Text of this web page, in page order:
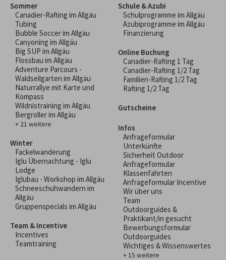
Sommer
Canadier-Rafting im Allgäu
Tubing
Bubble Soccer im Allgäu
Canyoning im Allgäu
Big SUP im Allgäu
Flossbau im Allgäu
Adventure Parcours -
Waldseilgarten im Allgäu
Naturrallye mit Karte und
Kompass
Wildnistraining im Allgäu
Bergroller im Allgäu
+ 21 weitere
Winter
Fackelwanderung
Iglu Übernachtung - Iglu
Lodge
Iglubau - Workshop im Allgäu
Schneeschuhwandern im
Allgäu
Gruppenspecials im Allgäu
Team & Incentive
Incentives
Teamtraining
Schule & Azubi
Schulprogramme im Allgäu
Azubiprogramme im Allgäu
Finanzierung
Online Buchung
Canadier-Rafting 1 Tag
Canadier-Rafting 1/2 Tag
Familien-Rafting 1/2 Tag
Rafting 1/2 Tag
Gutscheine
Infos
Anfrageformular
Unterkünfte
Sicherheit Outdoor
Anfrageformular
Klassenfahrten
Anfrageformular Incentive
Wir über uns
Team
Outdoorguides &
Praktikant/in gesucht
Bewerbungsformular
Outdoorguides
Wichtiges & Wissenswertes
+ 15 weitere